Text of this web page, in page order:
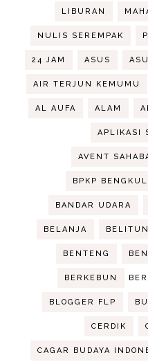
LIBURAN
NULIS SEREMPAK
24 JAM ASUS
AIR TERJUN KEMUMU
AL AUFA ALAM
APLIKASI
AVENT
BPKP
BANDAR UDARA
BELANJA
BENTENG
BERKEBUN
BLOGGER FLP
CERDIK
CAGAR BUDAYA